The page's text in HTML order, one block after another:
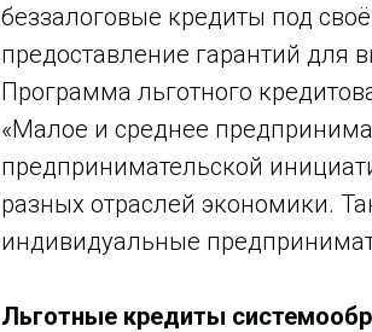
беззалоговые кредиты под
предоставление гарантий для
Программа льготного
«Малое и среднее
предпринимательской
разных отраслей экономики.
индивидуальные
Льготные кредиты